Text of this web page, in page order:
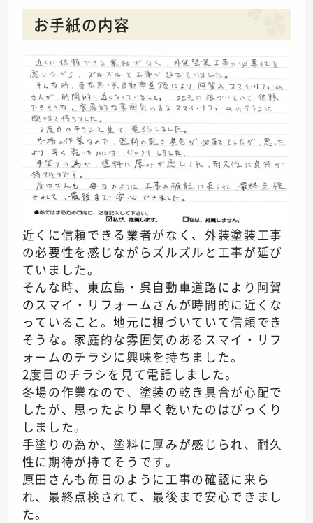
お手紙の内容
近くに信頼できる業者がなく、外装塗装工事
の必要性を感じながらズルズルと工事が延び
ていました。
そんな時、東広島・呉自動車道路により阿賀
のスマイ・リフォームさんが時間的に近くな
っていること。地元に根づいていて信頼でき
そうな。家庭的な雰囲気のあるスマイ・リフ
ォームのチラシに興味を持ちました。
2度目のチラシを見て電話しました。
冬場の作業なので、塗装の乾き具合が心配で
したが、思ったより早く乾いたのはびっくり
しました。
手塗りの為か、塗料に厚みが感じられ、耐久
性に期待が持てそうです。
原田さんも毎日のように工事の確認に来ら
れ、最終点検されて、最後まで安心できまし
た。